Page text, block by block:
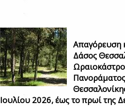
Απαγόρευση
Δάσος
Ιουλίου 2026, έως το πρωί της